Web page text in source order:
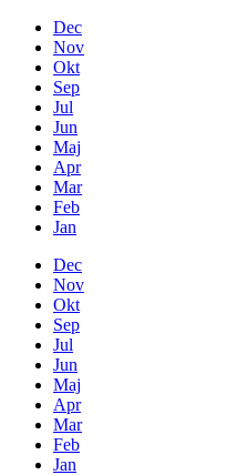
Dec
Nov
Okt
Sep
Jul
Jun
Maj
Apr
Mar
Feb
Jan
Dec
Nov
Okt
Sep
Jul
Jun
Maj
Apr
Mar
Feb
Jan